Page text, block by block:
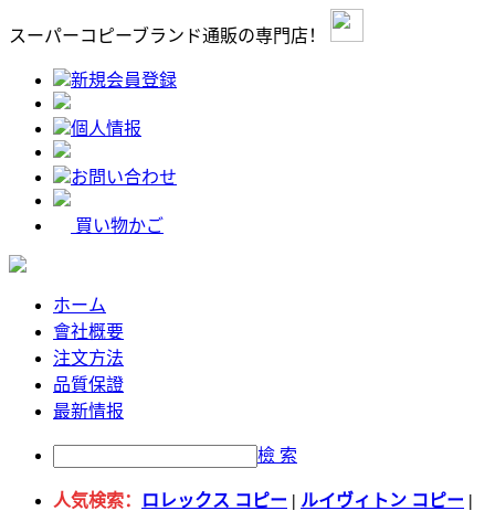
スーパーコピーブランド通販の専門店！
新規会員登録
個人情报
お問い合わせ
買い物かご
ホーム
會社概要
注文方法
品質保證
最新情报
檢 索
人気検索： ロレックス コピー | ルイヴィトン コピー |